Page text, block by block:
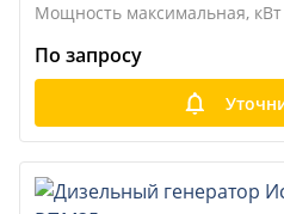
Мощность максимальная, кВт
По запросу